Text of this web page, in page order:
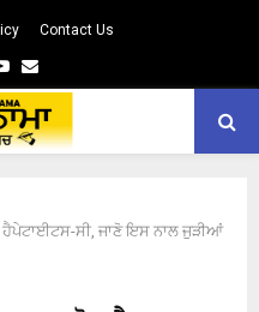
Contact Us
Youtube
Email
ਸੀ, ਜਾਣੋ ਇਸ ਨਾਲ ਜੁੜੀਆਂ